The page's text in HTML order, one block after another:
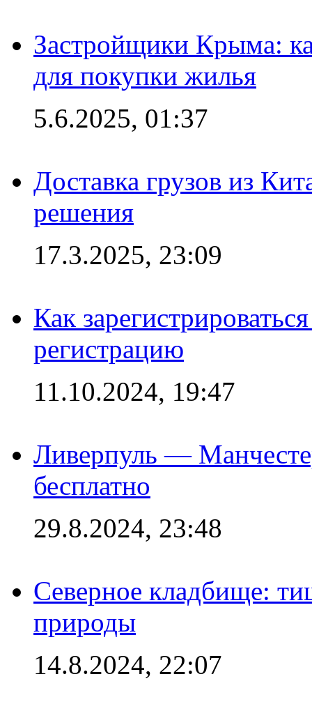
Застройщики Крыма:
для покупки жилья
5.6.2025, 01:37
Доставка грузов из
решения
17.3.2025, 23:09
Как
регистрацию
11.10.2024, 19:47
Ливерпуль —
бесплатно
29.8.2024, 23:48
Северное кладбище:
природы
14.8.2024, 22:07